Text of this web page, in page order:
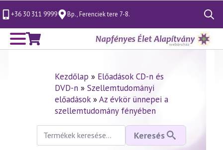
+36 30 311 9999 Bp., Ferenciek tere 7-8.
Search
for:
Kezdőlap » Előadások CD-n és
DVD-n» Szellemtudományi
előadások»Az évkör ünnepei a
szellemtudomány fényében
Keresés
következőre:
Keresés